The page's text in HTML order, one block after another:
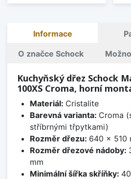
Informace
O značce Schock
Kuchyňský dřez Schock
100XS Croma, horní
Materiál: Cristalite
Barevná varianta: Croma
stříbrnými třpytkami)
Rozměr dřezu: 640 x 510
Rozměr dřezové nádoby:
mm
Minimální šířka skříňky: